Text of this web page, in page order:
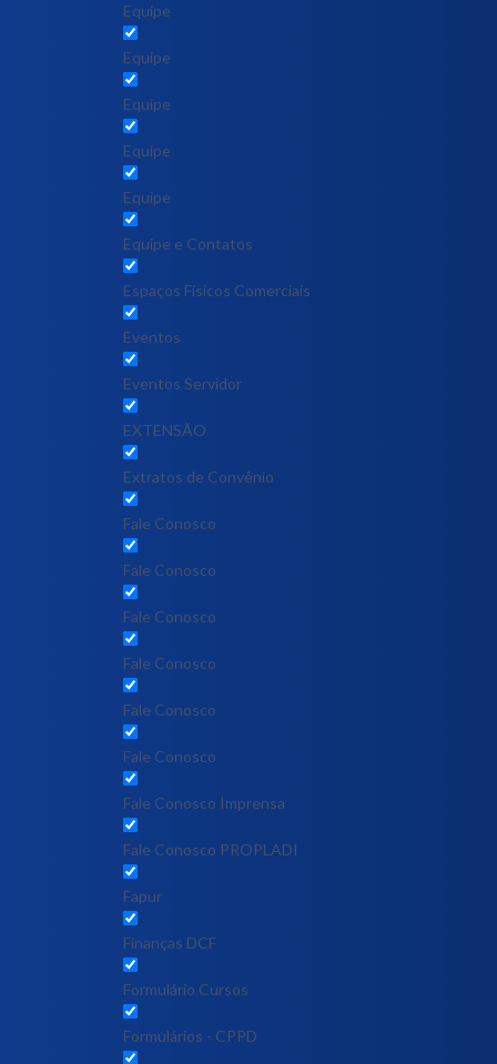
Equipe
Equipe
Equipe
Equipe
Equipe
Equipe e Contatos
Espaços Físicos Comerciais
Eventos
Eventos Servidor
EXTENSÃO
Extratos de Convênio
Fale Conosco
Fale Conosco
Fale Conosco
Fale Conosco
Fale Conosco
Fale Conosco
Fale Conosco Imprensa
Fale Conosco PROPLADI
Fapur
Finanças DCF
Formulário Cursos
Formulários - CPPD